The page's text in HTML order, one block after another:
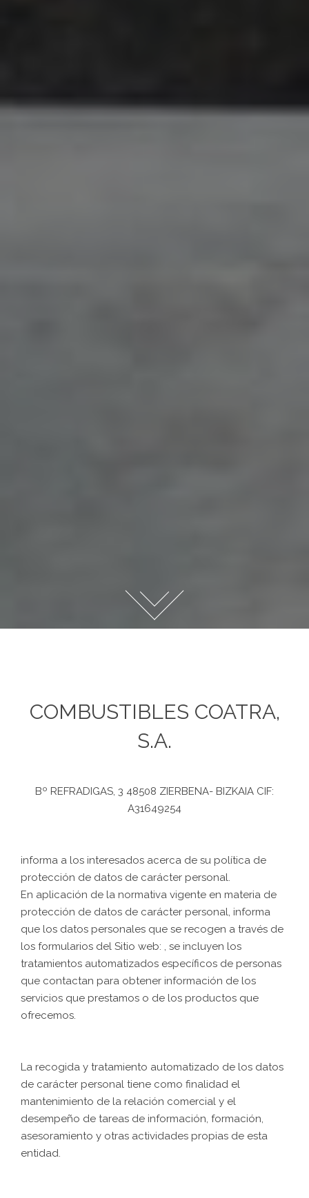
COMBUSTIBLES COATRA,
S.A.
Bº REFRADIGAS, 3 48508 ZIERBENA- BIZKAIA CIF:
A31649254
informa a los interesados acerca de su política de
protección de datos de carácter personal.
En aplicación de la normativa vigente en materia de
protección de datos de carácter personal, informa
que los datos personales que se recogen a través de
los formularios del Sitio web: , se incluyen los
tratamientos automatizados específicos de personas
que contactan para obtener información de los
servicios que prestamos o de los productos que
ofrecemos.
La recogida y tratamiento automatizado de los datos
de carácter personal tiene como finalidad el
mantenimiento de la relación comercial y el
desempeño de tareas de información, formación,
asesoramiento y otras actividades propias de esta
entidad.